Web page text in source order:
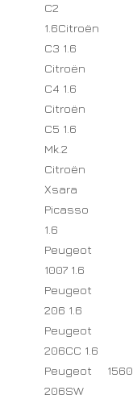
C2
1.6Citroën
C3 1.6
Citroën
C4 1.6
Citroën
C5 1.6
Mk.2
Citroën
Xsara
Picasso
1.6
Peugeot
1007 1.6
Peugeot
206 1.6
Peugeot
206CC 1.6
Peugeot
206SW
1560